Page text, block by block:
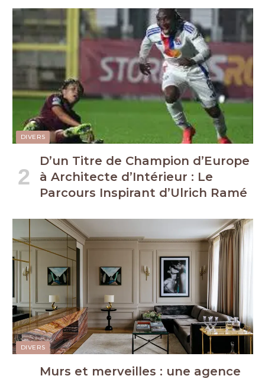
DIVERS
D’un Titre de Champion d’Europe
à Architecte d’Intérieur : Le
Parcours Inspirant d’Ulrich Ramé
DIVERS
Murs et merveilles : une agence